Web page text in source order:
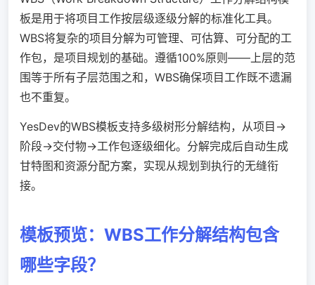
板是用于将项目工作按层级逐级分解的标准化工具。
WBS将复杂的项目分解为可管理、可估算、可分配的工
作包，是项目规划的基础。遵循100%原则——上层的范
围等于所有子层范围之和，WBS确保项目工作既不遗漏
也不重复。
YesDev的WBS模板支持多级树形分解结构，从项目→
阶段→交付物→工作包逐级细化。分解完成后自动生成
甘特图和资源分配方案，实现从规划到执行的无缝衔
接。
模板预览：WBS工作分解结构包含
哪些字段？